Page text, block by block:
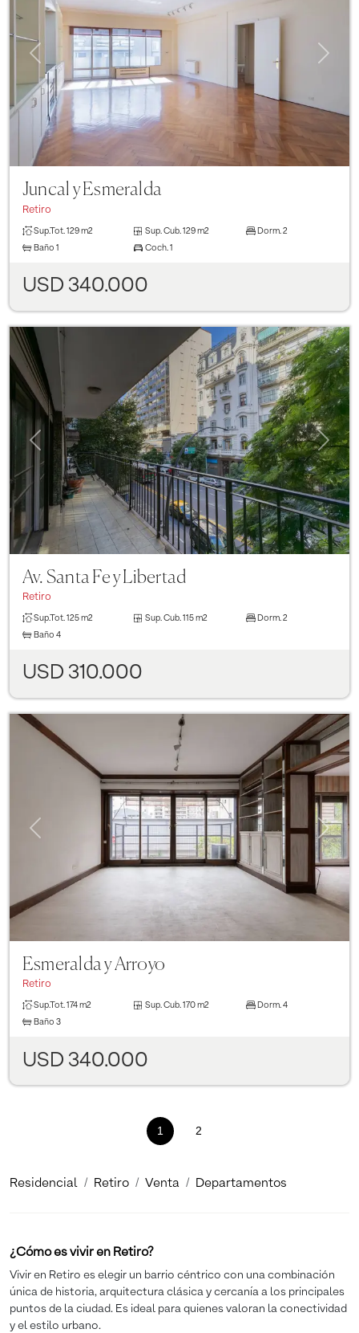
Previous
Juncal y Esmeralda
Retiro
Sup.Tot. 129 m2 Sup. Cub. 129 m2 Dorm. 2
Baño 1 Coch. 1
USD 340.000
Previous Next
Av. Santa Fe y Libertad
Retiro
Sup.Tot. 125 m2 Sup. Cub. 115 m2 Dorm. 2
Baño 4
USD 310.000
Previous Next
Esmeralda y Arroyo
Retiro
Sup.Tot. 174 m2 Sup. Cub. 170 m2 Dorm. 4
Baño 3
USD 340.000
1 (current)
2
Residencial Retiro Venta Departamentos
¿Cómo es vivir en Retiro?
Vivir en Retiro es elegir un barrio céntrico con una combinación
única de historia, arquitectura clásica y cercanía a los principales
puntos de la ciudad. Es ideal para quienes valoran la conectividad
y el estilo urbano.